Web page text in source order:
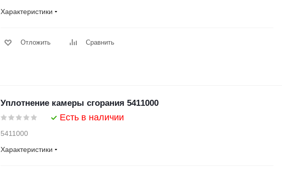
Характеристики
Отложить Сравнить
Уплотнение камеры сгорания 5411000
Есть в наличии
5411000
Характеристики